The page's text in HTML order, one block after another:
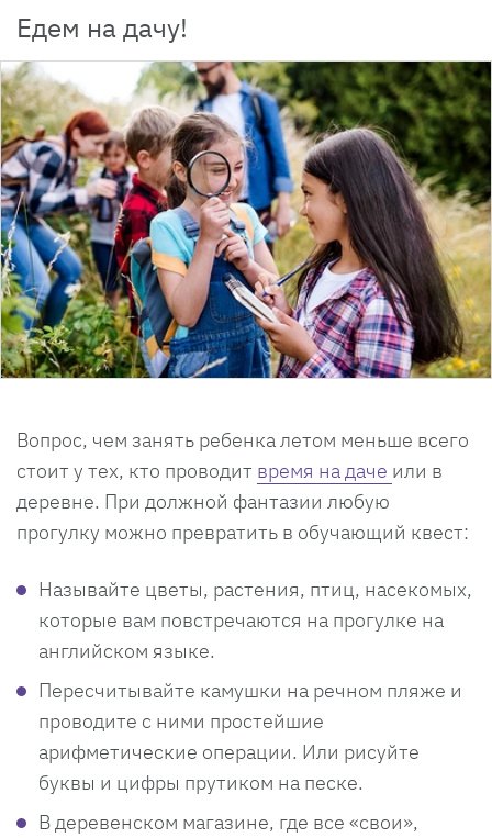
Едем на дачу!
Вопрос, чем занять ребенка летом меньше всего
стоит у тех, кто проводит время на даче или в
деревне. При должной фантазии любую
прогулку можно превратить в обучающий квест:
Называйте цветы, растения, птиц, насекомых,
которые вам повстречаются на прогулке на
английском языке.
Пересчитывайте камушки на речном пляже и
проводите с ними простейшие
арифметические операции. Или рисуйте
буквы и цифры прутиком на песке.
В деревенском магазине, где все «свои»,